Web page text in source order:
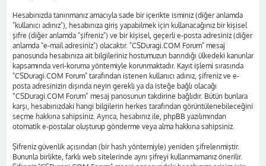
Hesabınızda tanınmanız amacıyla sade bir içerikte isminiz (diğer anlamda
"kullanıcı adınız"), hesabınıza giriş yapabilmek için kullanacağınız bir kişisel
şifre (diğer anlamda "şifreniz") ve bir kişisel, geçerli e-posta adresiniz (diğer
anlamda "e-mail adresiniz") olacaktır. "CSDuragi.COM Forum" mesaj
panosunda hesabınıza ait bilgileriniz hostumuzun barındığı ülkedeki kanunlar
kapsamında veri-koruma yöntemiyle korunmaktadır. Kayıt işlemi sırasında
"CSDuragi.COM Forum" tarafından istenen kullanıcı adınız, şifreniz ve e-
posta adresinizin dışında neyin gerekli ya da isteğe bağlı olacağı
“CSDuragi.COM Forum” mesaj panosunun takdirine bağlıdır. Bütün bunlara
karşı, hesabınızdaki hangi bilgilerin herkes tarafından görüntülenebileceğini
seçme hakkına sahipsiniz. Ayrıca, hesabınız ile, phpBB yazılımından
otomatik e-postalar oluşturup gönderme veya alma hakkına sahipsiniz.
Şifreniz güvenlik açısından (bir hash yöntemiyle) yeniden şifrelenmiştir.
Bununla birlikte, farklı web sitelerinde aynı şifreyi kullanmamanız önerilir.